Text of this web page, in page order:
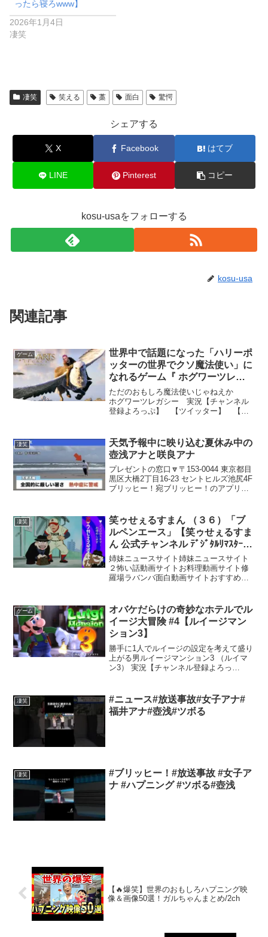
ったら寝ろwww】
2026年1月4日
凄笑
凄笑 笑える 藁 面白 驚愕
シェアする
X Facebook はてブ
LINE Pinterest コピー
kosu-usaをフォローする
kosu-usa
関連記事
ゲーム
世界中で話題になった「ハリーポ
ッターの世界でクソ魔法使い」に
なれるゲーム『 ホグワーツレガ
シー 』#2
ただのおもしろ魔法使いじゃねえか
ホグワーツレガシー 実況【チャンネル
登録よろっぷ】 【ツイッター】 【イ
ツイッターから⇒【キヨの人生あまちゃ
んネル】 【ニコニコ...
凄笑
天気予報中に映り込む夏休み中の
壺浅アナと咲良アナ
プレゼントの窓口🔽〒153-0044 東京都目
黒区大橋2丁目16-23 セントヒルズ池尻4F
ブリッヒー！宛ブリッヒー！のアプリ
ぜひダウンロードしてあなたも「ブリラ
ー」に...
凄笑
笑ゥせぇるすまん （３６）「ブ
ルペンエース」【笑ゥせぇるすま
ん 公式チャンネル ﾃﾞｼﾞﾀﾙﾘﾏｽﾀｰ
版】
姉妹ニュースサイト姉妹ニュースサイト
２怖い話動画サイトお料理動画サイト修
羅場ラバンバ面白動画サイトおすすめ動
は、精神面が弱く、試合になるとコント
ロールを乱す2軍投手。...
ゲーム
オバケだらけの奇妙なホテルでル
イージ大冒険 #4【ルイージマン
ション3】
勝手に1人でルイージの設定を考えて盛り
上がる男ルイージマンション3 （ルイマ
ン3） 実況【チャンネル登録よろっ
ト】【単発実況再生リスト2】【単発実況
再生リスト】新作等は...
凄笑
#ニュース#放送事故#女子アナ#
福井アナ#壺浅#ツボる
凄笑
#ブリッヒー！#放送事故 #女子ア
ナ #ハプニング #ツボる#壺浅
【🔥爆笑】世界のおもしろハプニング映
像＆画像50選！ガルちゃんまとめ/2ch